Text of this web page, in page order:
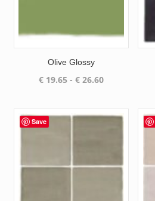
Olive Glossy
€19.65 - €26.60Prijsklasse:
€ 26.60
Save